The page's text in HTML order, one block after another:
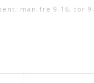
man-fre 9-16, tor